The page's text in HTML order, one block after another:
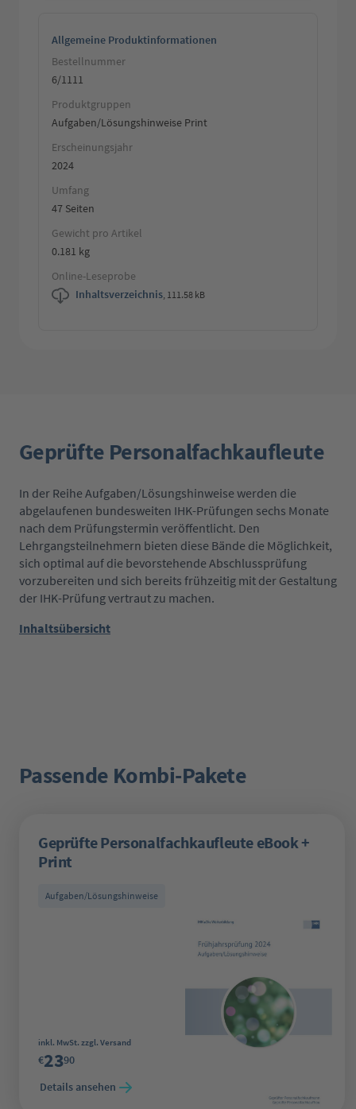
Allgemeine Produktinformationen
Bestellnummer
6/1111
Produktgruppen
Aufgaben/Lösungshinweise Print
Erscheinungsjahr
2024
Umfang
47 Seiten
Gewicht pro Artikel
0.181 kg
Online-Leseprobe
Inhaltsverzeichnis, 111.58 kB
Geprüfte Personalfachkaufleute
In der Reihe Aufgaben/Lösungshinweise werden die
abgelaufenen bundesweiten IHK-Prüfungen sechs Monate
nach dem Prüfungstermin veröffentlicht. Den
Lehrgangsteilnehmern bieten diese Bände die Möglichkeit,
sich optimal auf die bevorstehende Abschlussprüfung
vorzubereiten und sich bereits frühzeitig mit der Gestaltung
der IHK-Prüfung vertraut zu machen.
Inhaltsübersicht
Produktgalerie überspringen
Passende Kombi-Pakete
Geprüfte Personalfachkaufleute eBook +
Print
Aufgaben/Lösungshinweise
Regulärer Preis:
inkl. MwSt. zzgl. Versand
€2390
Details ansehen